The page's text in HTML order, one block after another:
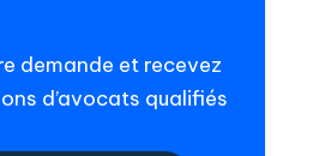
demande et recevez
d’avocats qualifiés